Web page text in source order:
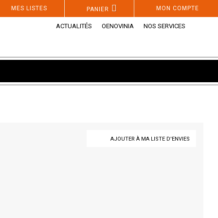
MON COMPTE
PANIER
MES LISTES
ACTUALITÉS OENOVINIA NOS SERVICES
AJOUTER À MA LISTE D'ENVIES